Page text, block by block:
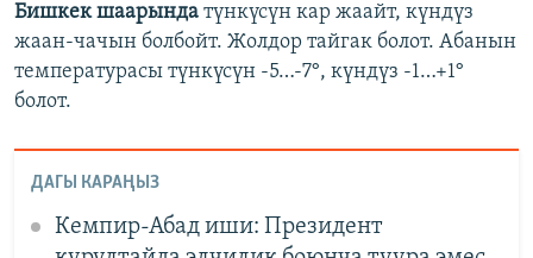
Бишкек шаарында түнкүсүн кар жаайт, күндүз
жаан-чачын болбойт. Жолдор тайгак болот. Абанын
температурасы түнкүсүн -5…-7°, күндүз -1…+1°
болот.
ДАГЫ КАРАҢЫЗ
Кемпир-Абад иши: Президент